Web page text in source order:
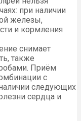
при наличии
железы,
и кормления
снимает
также
Приём
с
следующих
сердца и